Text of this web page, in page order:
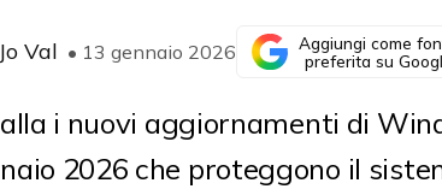
Jo Val • 13 gennaio 2026
Aggiungi come
preferita su
i nuovi aggiornamenti di
2026 che proteggono il